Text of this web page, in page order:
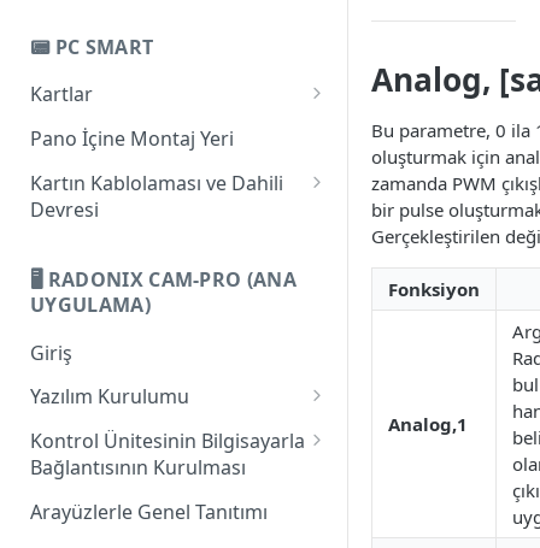
Güç Beslemesi
Dijital Girişler
Dijital Çıkışlar
Analog Çıkışlar ve Geniş Bant
Modülasyonu
Pinlerin Eksenlerle İlgili İşlevi
Handwheel ve Seri Bağlantı
Router Kablolamasına Genel
Bakış
📟 PC SMART
Kartlar
Giriş
PC-Smart 3AS
PC-Smart 4A
Pano İçine Montaj Yeri
Kartın Kablolaması ve Dahili
Devresi
Güç Beslemesi
Analog Çıkışlar ve Geniş Bant
🖥️ RADONIX CAM-PRO (ANA
UYGULAMA)
Giriş
Yazılım Kurulumu
1. Microsoft .NET Framework 4
Client Profile Yazılımının
Kurulumu
2. Microsoft XNA Framework
Kontrol Ünitesinin Bilgisayarla
Bağlantısının Kurulması
IP Tanımlama
Arayüzlerle Genel Tanıtımı
Analog,
Bu parametre, 0 ila
oluşturmak için
zamanda PWM
bir pulse
Gerçekleştirilen
Fonksiyon
Analog,1